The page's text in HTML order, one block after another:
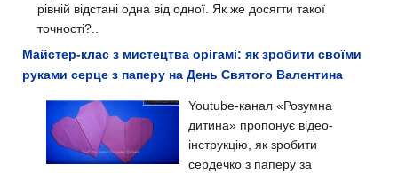
рівній відстані одна від одної. Як же досягти такої
точності?..
Майстер-клас з мистецтва орігамі: як зробити своїми
руками серце з паперу на День Святого Валентина
Youtube-канал «Розумна
дитина» пропонує відео-
інструкцію, як зробити
сердечко з паперу за